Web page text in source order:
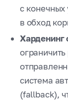
с конечных
в обход
Харденинг
система
(fallback),